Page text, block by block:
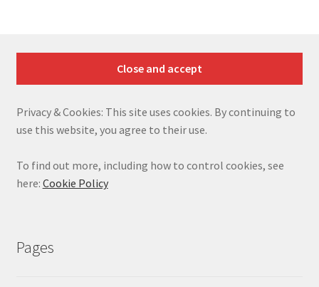
Privacy & Cookies: This site uses cookies. By continuing to
use this website, you agree to their use.
To find out more, including how to control cookies, see
here: Cookie Policy
Pages